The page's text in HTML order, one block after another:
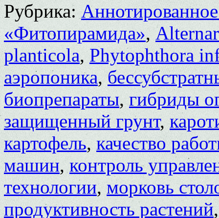
Рубрика:
«Фитопирамида»,
planticola,Phytophthora
аэропоника,
биопрепараты,гибриды
защищенный грунт,
картофель,качество
машин,контроль
технологии,морковь
продуктивность растений